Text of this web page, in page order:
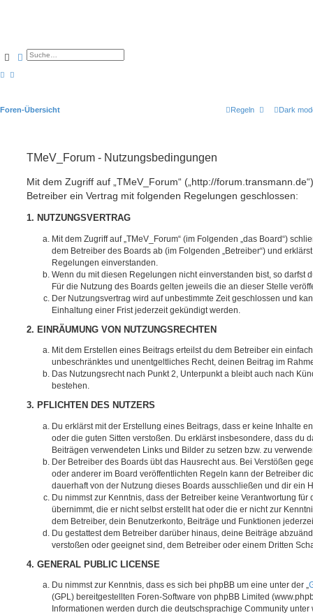
SucheErweiterte Suche
Dark
Regeln
Foren-Übersicht
TMeV_Forum - Nutzungsbedingungen
Mit dem Zugriff auf „TMeV_Forum“ („http://
Betreiber ein Vertrag mit folgenden Regelungen geschlossen:
1. NUTZUNGSVERTRAG
Mit dem Zugriff auf „TMeV_Forum“ (im Folgenden „das Board“)
dem Betreiber des Boards ab (im Folgenden „Betreiber“) und
Regelungen einverstanden.
Wenn du mit diesen Regelungen nicht einverstanden bist, so darfst
Für die Nutzung des Boards gelten jeweils die an dieser Stelle
Der Nutzungsvertrag wird auf unbestimmte Zeit geschlossen und
Einhaltung einer Frist jederzeit gekündigt werden.
2. EINRÄUMUNG VON NUTZUNGSRECHTEN
Mit dem Erstellen eines Beitrags erteilst du dem Betreiber ein
unbeschränktes und unentgeltliches Recht, deinen Beitrag im
Das Nutzungsrecht nach Punkt 2, Unterpunkt a bleibt auch nach
bestehen.
3. PFLICHTEN DES NUTZERS
Du erklärst mit der Erstellung eines Beitrags, dass er keine Inhalte
oder die guten Sitten verstoßen. Du erklärst insbesondere, dass du
Beiträgen verwendeten Links und Bilder zu setzen bzw. zu
Der Betreiber des Boards übt das Hausrecht aus. Bei Verstößen
oder anderer im Board veröffentlichten Regeln kann der Betreiber
dauerhaft von der Nutzung dieses Boards ausschließen und dir ein
Du nimmst zur Kenntnis, dass der Betreiber keine Verantwortung für
übernimmt, die er nicht selbst erstellt hat oder die er nicht zur
dem Betreiber, dein Benutzerkonto, Beiträge und Funktionen
Du gestattest dem Betreiber darüber hinaus, deine Beiträge
verstoßen oder geeignet sind, dem Betreiber oder einem Dritten
4. GENERAL PUBLIC LICENSE
Du nimmst zur Kenntnis, dass es sich bei phpBB um eine unter der „
(GPL) bereitgestellten Foren-Software von phpBB Limited
Informationen werden durch die deutschsprachige Community